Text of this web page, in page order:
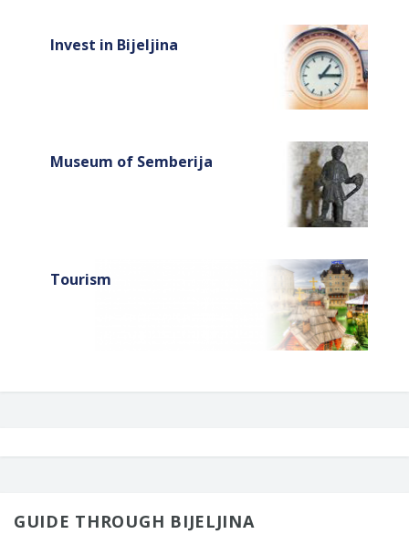
Invest in Bijeljina
Museum of Semberija
Tourism
GUIDE THROUGH BIJELJINA